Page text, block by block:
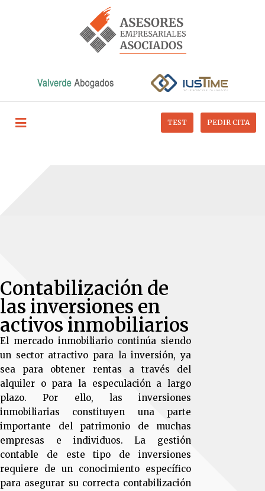
TEST PEDIR CITA
Contabilización de
las inversiones en
activos inmobiliarios
El mercado inmobiliario continúa siendo
un sector atractivo para la inversión, ya
sea para obtener rentas a través del
alquiler o para la especulación a largo
plazo. Por ello, las inversiones
inmobiliarias constituyen una parte
importante del patrimonio de muchas
empresas e individuos. La gestión
contable de este tipo de inversiones
requiere de un conocimiento específico
para asegurar su correcta contabilización